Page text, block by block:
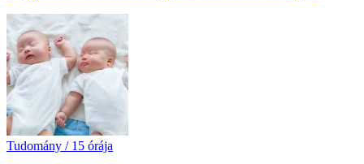
Tudomány / 15 órája